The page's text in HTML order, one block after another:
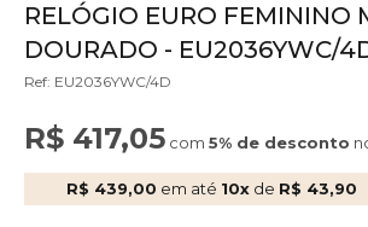
RELÓGIO EURO FEMININO
DOURADO - EU2036YWC/
Ref: EU2036YWC/4D
R$ 417,05 com 5% de desconto
R$ 439,00 em até 10xde R$ 43,90